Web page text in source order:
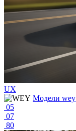
UX
Модели wey
05
07
80